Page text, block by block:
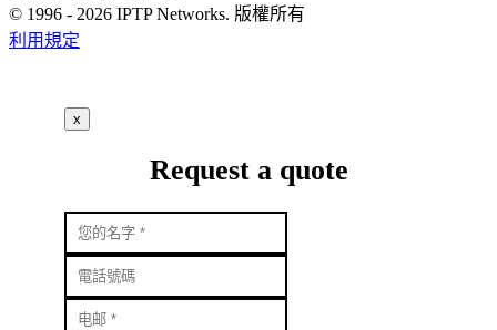
© 1996 - 2026 IPTP Networks. 版權所有
利用規定
x
Request a quote